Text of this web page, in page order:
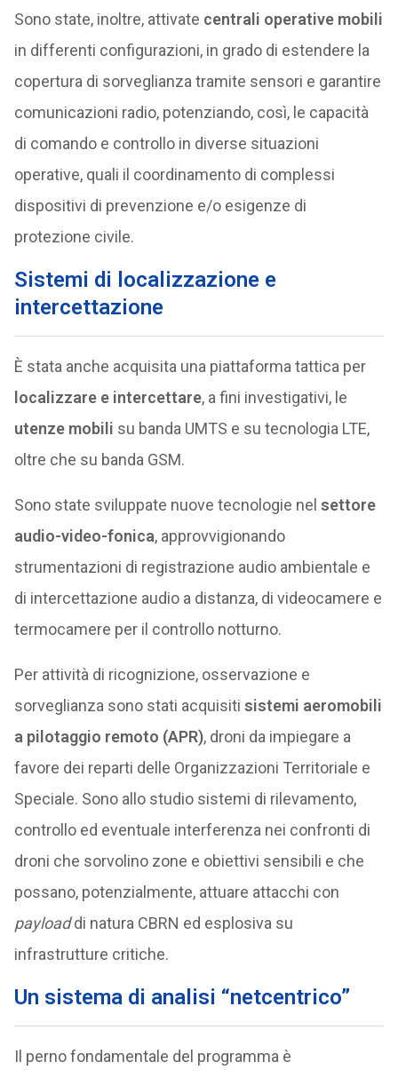
Sono state, inoltre, attivate centrali operative mobili
in differenti configurazioni, in grado di estendere la
copertura di sorveglianza tramite sensori e garantire
comunicazioni radio, potenziando, così, le capacità
di comando e controllo in diverse situazioni
operative, quali il coordinamento di complessi
dispositivi di prevenzione e/o esigenze di
protezione civile.
Sistemi di localizzazione e
intercettazione
È stata anche acquisita una piattaforma tattica per
localizzare e intercettare, a fini investigativi, le
utenze mobili su banda UMTS e su tecnologia LTE,
oltre che su banda GSM.
Sono state sviluppate nuove tecnologie nel settore
audio-video-fonica, approvvigionando
strumentazioni di registrazione audio ambientale e
di intercettazione audio a distanza, di videocamere e
termocamere per il controllo notturno.
Per attività di ricognizione, osservazione e
sorveglianza sono stati acquisiti sistemi aeromobili
a pilotaggio remoto (APR), droni da impiegare a
favore dei reparti delle Organizzazioni Territoriale e
Speciale. Sono allo studio sistemi di rilevamento,
controllo ed eventuale interferenza nei confronti di
droni che sorvolino zone e obiettivi sensibili e che
possano, potenzialmente, attuare attacchi con
payloaddi natura CBRN ed esplosiva su
infrastrutture critiche.
Un sistema di analisi “netcentrico”
Il perno fondamentale del programma è